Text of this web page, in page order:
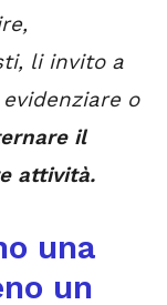
li invito a
o
il
attività.
una
un